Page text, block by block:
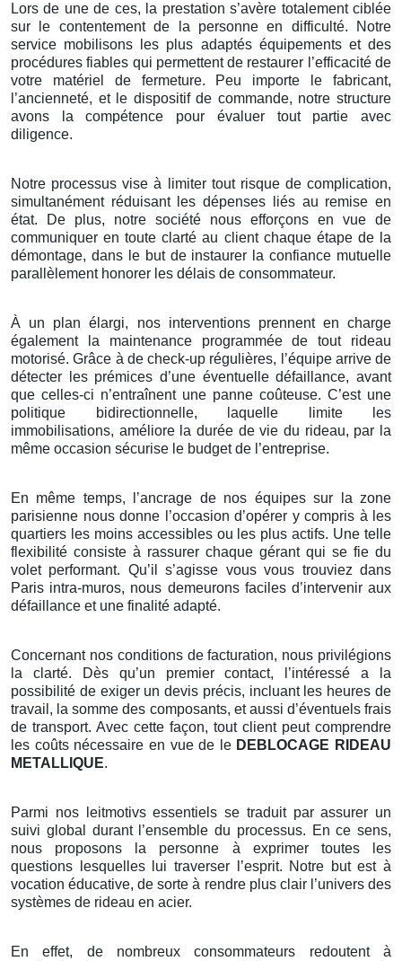
Lors de une de ces, la prestation s’avère totalement ciblée
sur le contentement de la personne en difficulté. Notre
service mobilisons les plus adaptés équipements et des
procédures fiables qui permettent de restaurer l’efficacité de
votre matériel de fermeture. Peu importe le fabricant,
l’ancienneté, et le dispositif de commande, notre structure
avons la compétence pour évaluer tout partie avec
diligence.
Notre processus vise à limiter tout risque de complication,
simultanément réduisant les dépenses liés au remise en
état. De plus, notre société nous efforçons en vue de
communiquer en toute clarté au client chaque étape de la
démontage, dans le but de instaurer la confiance mutuelle
parallèlement honorer les délais de consommateur.
À un plan élargi, nos interventions prennent en charge
également la maintenance programmée de tout rideau
motorisé. Grâce à de check-up régulières, l’équipe arrive de
détecter les prémices d’une éventuelle défaillance, avant
que celles-ci n’entraînent une panne coûteuse. C’est une
politique bidirectionnelle, laquelle limite les
immobilisations, améliore la durée de vie du rideau, par la
même occasion sécurise le budget de l’entreprise.
En même temps, l’ancrage de nos équipes sur la zone
parisienne nous donne l’occasion d’opérer y compris à les
quartiers les moins accessibles ou les plus actifs. Une telle
flexibilité consiste à rassurer chaque gérant qui se fie du
volet performant. Qu’il s’agisse vous vous trouviez dans
Paris intra-muros, nous demeurons faciles d’intervenir aux
défaillance et une finalité adapté.
Concernant nos conditions de facturation, nous privilégions
la clarté. Dès qu’un premier contact, l’intéressé a la
possibilité de exiger un devis précis, incluant les heures de
travail, la somme des composants, et aussi d’éventuels frais
de transport. Avec cette façon, tout client peut comprendre
les coûts nécessaire en vue de le DEBLOCAGE RIDEAU
METALLIQUE.
Parmi nos leitmotivs essentiels se traduit par assurer un
suivi global durant l’ensemble du processus. En ce sens,
nous proposons la personne à exprimer toutes les
questions lesquelles lui traverser l’esprit. Notre but est à
vocation éducative, de sorte à rendre plus clair l’univers des
systèmes de rideau en acier.
En effet, de nombreux consommateurs redoutent à